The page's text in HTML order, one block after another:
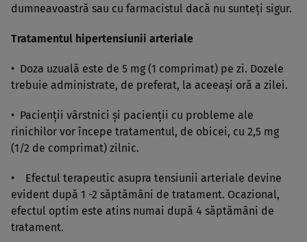
dumneavoastră sau cu farmacistul dacă nu sunteţi sigur.
Tratamentul hipertensiunii arteriale
• Doza uzuală este de 5 mg (1 comprimat) pe zi. Dozele
trebuie administrate, de preferat, la aceeaşi oră a zilei.
• Pacienţii vârstnici şi pacienţii cu probleme ale
rinichilor vor începe tratamentul, de obicei, cu 2,5 mg
(1/2 de comprimat) zilnic.
• Efectul terapeutic asupra tensiunii arteriale devine
evident după 1 -2 săptămâni de tratament. Ocazional,
efectul optim este atins numai după 4 săptămâni de
tratament.